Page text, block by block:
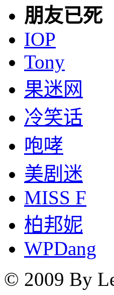
朋友已死
IOP
Tony
果迷网
冷笑话
咆哮
美剧迷
MISS F
柏邦妮
WPDang
© 2009 By